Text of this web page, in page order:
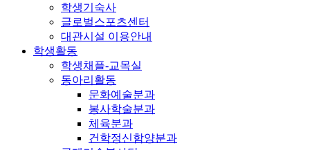
학생기숙사
글로벌스포츠센터
대관시설 이용안내
학생활동
학생채플-교목실
동아리활동
문화예술분과
봉사학술분과
체육분과
건학정신함양분과